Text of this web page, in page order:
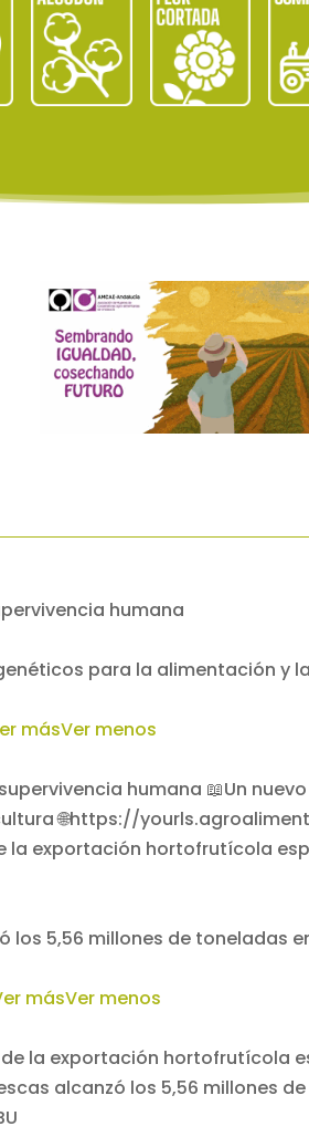
humana
para la alimentación y
másVer menos
la exportación hortofrutícola
5,56 millones de toneladas
másVer menos